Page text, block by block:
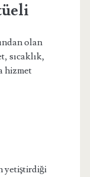
olan
sıcaklık,
hizmet
yetiştirdiği